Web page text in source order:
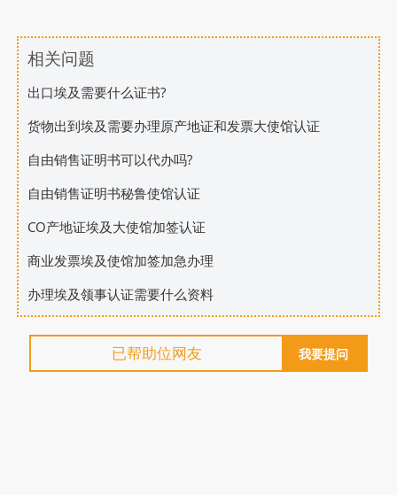
相关问题
出口埃及需要什么证书?
货物出到埃及需要办理原产地证和发票大使馆认证
自由销售证明书可以代办吗?
自由销售证明书秘鲁使馆认证
CO产地证埃及大使馆加签认证
商业发票埃及使馆加签加急办理
办理埃及领事认证需要什么资料
已帮助位网友 我要提问